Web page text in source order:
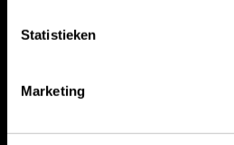
Statistieken
Marketing
Rufen Sie uns an
Chatten Sie mit uns